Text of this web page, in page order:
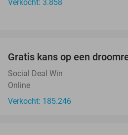
Verkocht: 3.858
Gratis kans op een
Social Deal Win
Online
Verkocht: 185.246